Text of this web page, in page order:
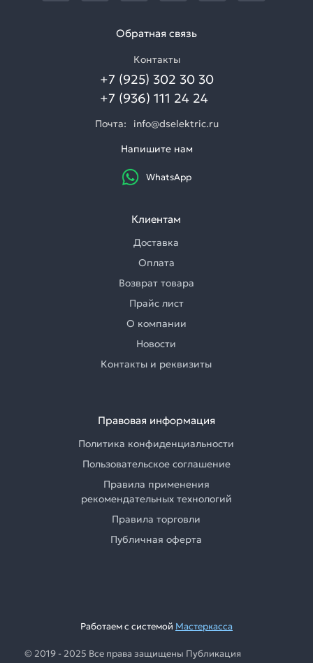
Обратная связь
Контакты
+7 (925) 302 30 30
+7 (936) 111 24 24
Почта:
info@dselektric.ru
Напишите нам
WhatsApp
Клиентам
Доставка
Оплата
Возврат товара
Прайс лист
О компании
Новости
Контакты и реквизиты
Правовая информация
Политика конфиденциальности
Пользовательское соглашение
Правила применения
рекомендательных технологий
Правила торговли
Публичная оферта
Работаем с системой Мастеркасса
© 2019 - 2025 Все права защищены Публикация